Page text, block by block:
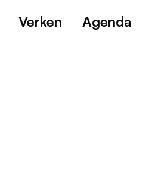
Verken Agenda